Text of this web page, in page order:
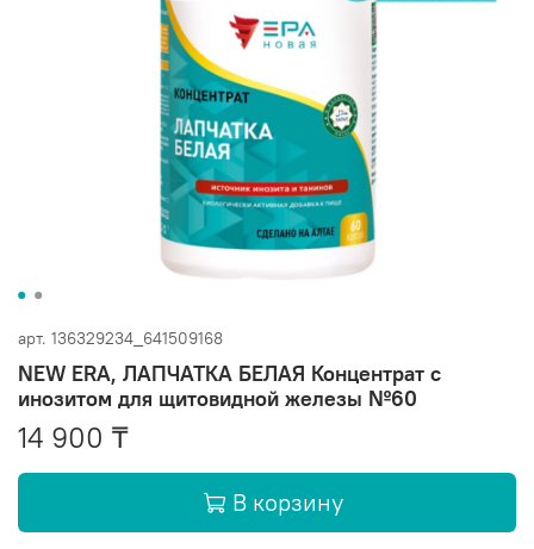
арт. 136329234_641509168
NEW ERA, ЛАПЧАТКА БЕЛАЯ Концентрат с
инозитом для щитовидной железы №60
14 900 ₸
В корзину